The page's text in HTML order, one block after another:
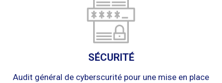
SÉCURITÉ
Audit général de cyberscurité pour une mise en place